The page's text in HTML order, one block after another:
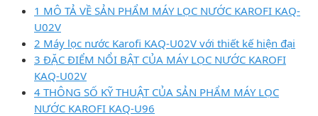
1 MÔ TẢ VỀ SẢN PHẨM MÁY LỌC NƯỚC KAROFI KAQ-
U02V
2 Máy lọc nước Karofi KAQ-U02V với thiết kế hiện đại
3 ĐẶC ĐIỂM NỔI BẬT CỦA MÁY LỌC NƯỚC KAROFI
KAQ-U02V
4 THÔNG SỐ KỸ THUẬT CỦA SẢN PHẨM MÁY LỌC
NƯỚC KAROFI KAQ-U96